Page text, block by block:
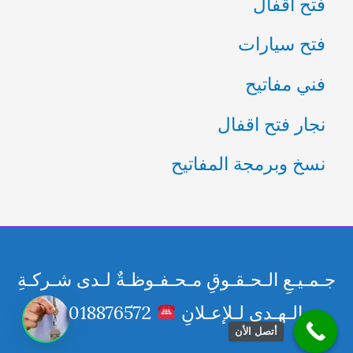
فتح سيارات
فني مفاتيح
نجار فتح اقفال
نسخ وبرمجة المفاتيح
جـمـيـعِ الـحـقـوقِ مـحـفـوظـةٌ لـدى شـركـةِ
الـهـدى لـلإعـلانِ
أتصل الأن